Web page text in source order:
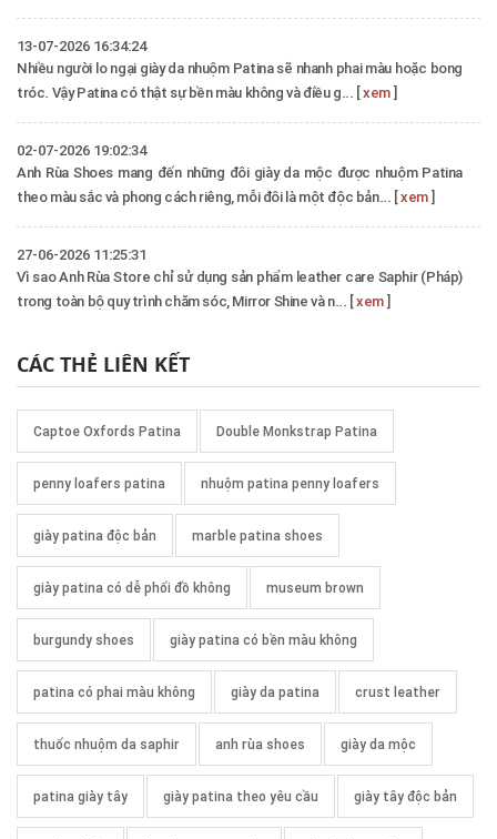
13-07-2026 16:34:24
Nhiều người lo ngại giày da nhuộm Patina sẽ nhanh phai màu hoặc bong
tróc. Vậy Patina có thật sự bền màu không và điều g... [xem]
02-07-2026 19:02:34
Anh Rùa Shoes mang đến những đôi giày da mộc được nhuộm Patina
theo màu sắc và phong cách riêng, mỗi đôi là một độc bản... [xem]
27-06-2026 11:25:31
Vì sao Anh Rùa Store chỉ sử dụng sản phẩm leather care Saphir (Pháp)
trong toàn bộ quy trình chăm sóc, Mirror Shine và n... [xem]
CÁC THẺ LIÊN KẾT
Captoe Oxfords Patina Double Monkstrap Patina
penny loafers patina nhuộm patina penny loafers
giày patina độc bản marble patina shoes
giày patina có dễ phối đồ không museum brown
burgundy shoes giày patina có bền màu không
patina có phai màu không giày da patina crust leather
thuốc nhuộm da saphir anh rùa shoes giày da mộc
patina giày tây giày patina theo yêu cầu giày tây độc bản